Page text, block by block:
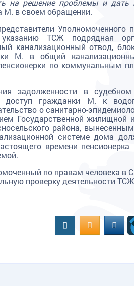
на решение проблемы и дать
М. в своем обращении.
Уполномоченного
ТСЖ подрядная
канализационный отвод,
М. в общий
по коммунальным
задолженности в судебном
доступ гражданки М. к
о санитарно-
Государственной жилищной
района,
системе дома
времени
по правам человека в
проверку деятельности
ВконтактеOK.RU